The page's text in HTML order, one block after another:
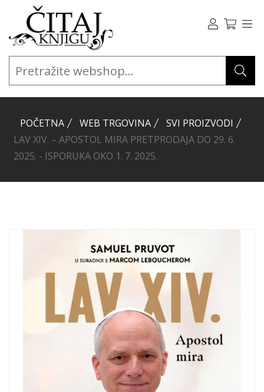
POČETNA WEB TRGOVINA
SVI PROIZVODI
LAV XIV. – APOSTOL MIRA PRETPRODAJA DO 29. 6.
2025. - ISPORUKA OKO 1. 7. 2025.